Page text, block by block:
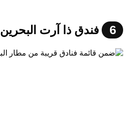
6 فندق ذا آرت البحرين